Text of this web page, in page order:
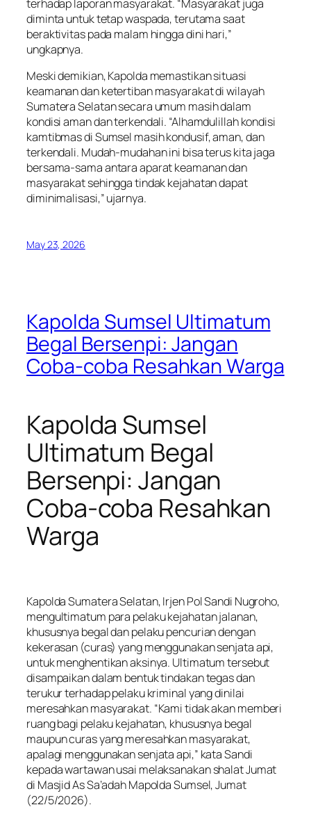
terhadap laporan masyarakat. “Masyarakat juga
diminta untuk tetap waspada, terutama saat
beraktivitas pada malam hingga dini hari,”
ungkapnya.
Meski demikian, Kapolda memastikan situasi
keamanan dan ketertiban masyarakat di wilayah
Sumatera Selatan secara umum masih dalam
kondisi aman dan terkendali. “Alhamdulillah kondisi
kamtibmas di Sumsel masih kondusif, aman, dan
terkendali. Mudah-mudahan ini bisa terus kita jaga
bersama-sama antara aparat keamanan dan
masyarakat sehingga tindak kejahatan dapat
diminimalisasi,” ujarnya.
May 23, 2026
Kapolda Sumsel Ultimatum
Begal Bersenpi: Jangan
Coba-coba Resahkan Warga
Kapolda Sumsel
Ultimatum Begal
Bersenpi: Jangan
Coba-coba Resahkan
Warga
Kapolda Sumatera Selatan, Irjen Pol Sandi Nugroho,
mengultimatum para pelaku kejahatan jalanan,
khususnya begal dan pelaku pencurian dengan
kekerasan (curas) yang menggunakan senjata api,
untuk menghentikan aksinya. Ultimatum tersebut
disampaikan dalam bentuk tindakan tegas dan
terukur terhadap pelaku kriminal yang dinilai
meresahkan masyarakat. “Kami tidak akan memberi
ruang bagi pelaku kejahatan, khususnya begal
maupun curas yang meresahkan masyarakat,
apalagi menggunakan senjata api,” kata Sandi
kepada wartawan usai melaksanakan shalat Jumat
di Masjid As Sa’adah Mapolda Sumsel, Jumat
(22/5/2026).